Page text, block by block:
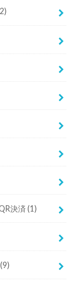
決済 (1)
(9)